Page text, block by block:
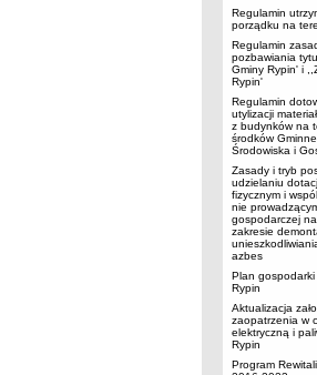
Regulamin
porządku na
Regulamin
pozbawiania
Gminy Rypin' i
Rypin'
Regulamin
utylizacji
z budynków na
środków
Środowiska i
Zasady i tryb
udzielaniu
fizycznym i
nie
gospodarczej
zakresie
azbes
Plan
Rypin
Aktualizacja
zaopatrzenia w
elektryczną i
Rypin
Program